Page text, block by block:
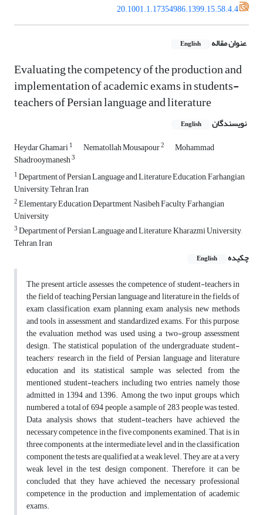
20.1001.1.17354986.1399.15.58.4.4
عنوان مقاله English
Evaluating the competency of the production and
implementation of academic exams in students-
teachers of Persian language and literature
نویسندگان English
Heydar Ghamari1 Nematollah Mousapour2 Mohammad
Shadrooymanesh3
1Department of Persian Language and Literature Education, Farhangian
University, Tehran, Iran
2Elementary Education Department, Nasibeh Faculty, Farhangian
University
3Department of Persian Language and Literature, Kharazmi University,
Tehran, Iran
چکیده
English
The present article assesses the competence of student-teachers in
the field of teaching Persian language and literature in the fields of
exam classification, exam planning, exam analysis, new methods
and tools in assessment, and standardized exams. For this purpose,
the evaluation method was used using a two-group assessment
design. The statistical population of the undergraduate student-
teachers' research in the field of Persian language and literature
education and its statistical sample was selected from the
mentioned student-teachers, including two entries, namely those
admitted in 1394 and 1396. Among the two input groups, which
numbered a total of 694 people, a sample of 283 people was tested.
Data analysis shows that student-teachers have achieved the
necessary competence in the five components examined. That is, in
three components, at the intermediate level and in the classification
component, the tests are qualified at a weak level. They are at a very
weak level in the test design component. Therefore, it can be
concluded that they have achieved the necessary professional
competence in the production and implementation of academic
exams.